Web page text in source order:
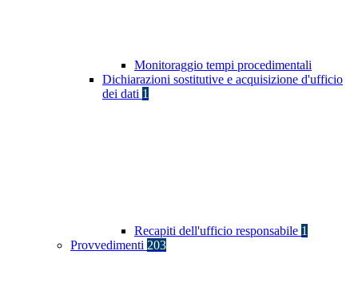
Monitoraggio tempi procedimentali
Dichiarazioni sostitutive e acquisizione d'ufficio
dei dati 1
Recapiti dell'ufficio responsabile 1
Provvedimenti 203